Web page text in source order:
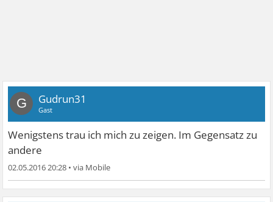
G Gudrun31
Gast
Wenigstens trau ich mich zu zeigen. Im Gegensatz zu
andere
02.05.2016 20:28 •